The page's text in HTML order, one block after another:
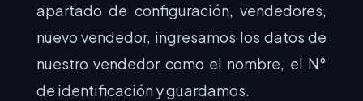
apartado de configuración, vendedores,
nuevo vendedor, ingresamos los datos de
nuestro vendedor como el nombre, el N°
de identificación y guardamos.